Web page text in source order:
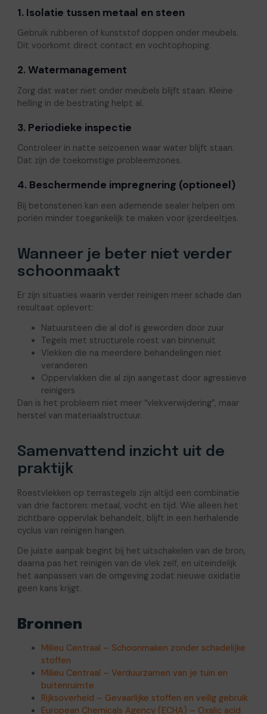
1. Isolatie tussen metaal en steen
Gebruik rubberen of kunststof doppen onder meubels.
Dit voorkomt direct contact en vochtophoping.
2. Watermanagement
Zorg dat water niet onder meubels blijft staan. Kleine
helling in de bestrating helpt al.
3. Periodieke inspectie
Controleer in natte seizoenen waar water blijft staan.
Dat zijn de toekomstige probleemzones.
4. Beschermende impregnering (optioneel)
Bij betonstenen kan een ademende sealer helpen om
poriën minder toegankelijk te maken voor ijzerdeeltjes.
Wanneer je beter niet verder
schoonmaakt
Er zijn situaties waarin verder reinigen meer schade dan
resultaat oplevert:
Natuursteen die al dof is geworden door zuur
Tegels met structurele roest van binnenuit
Vlekken die na meerdere behandelingen niet
veranderen
Oppervlakken die al zijn aangetast door agressieve
reinigers
Dan is het probleem niet meer “vlekverwijdering”, maar
herstel van materiaalstructuur.
Samenvattend inzicht uit de
praktijk
Roestvlekken op terrastegels zijn altijd een combinatie
van drie factoren: metaal, vocht en tijd. Wie alleen het
zichtbare oppervlak behandelt, blijft in een herhalende
cyclus van reinigen hangen.
De juiste aanpak begint bij het uitschakelen van de bron,
daarna pas het reinigen van de vlek zelf, en uiteindelijk
het aanpassen van de omgeving zodat nieuwe oxidatie
geen kans krijgt.
Bronnen
Milieu Centraal – Schoonmaken zonder schadelijke
stoffen
Milieu Centraal – Verduurzamen van je tuin en
buitenruimte
Rijksoverheid – Gevaarlijke stoffen en veilig gebruik
European Chemicals Agency (ECHA) – Oxalic acid